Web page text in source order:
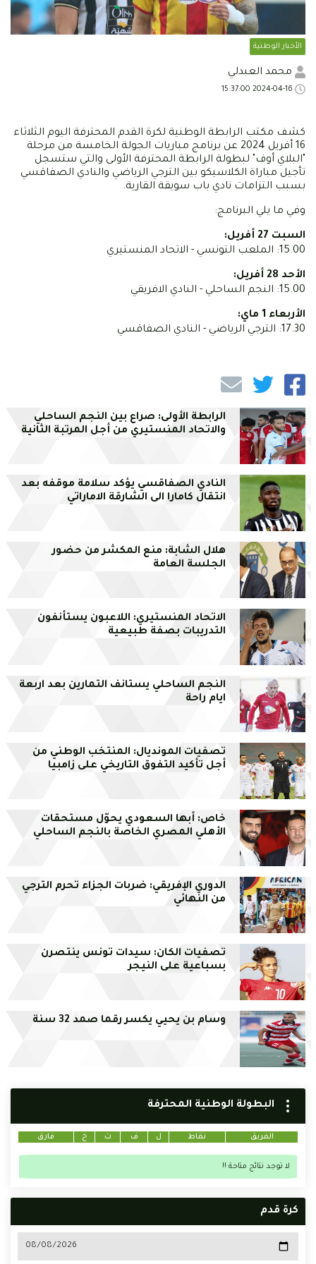
الأخبار الوطنية
محمد العبدلي
كشف مكتب الرابطة الوطنية لكرة القدم المحترفة اليوم الثلاثاء
16 أفريل 2024 عن برنامج مباريات الجولة الخامسة من مرحلة
"البلاي أوف" لبطولة الرابطة المحترفة الأولى والتي ستسجل
تأجيل مباراة الكلاسيكو بين الترجي الرياضي والنادي الصفاقسي
بسبب التزامات نادي باب سويقة القارية.
وفي ما يلي البرنامج:
السبت 27 أفريل:
15.00: الملعب التونسي - الاتحاد المنستيري
الأحد 28 أفريل:
15.00: النجم الساحلي - النادي الافريقي
الأربعاء 1 ماي:
17.30: الترجي الرياضي - النادي الصفاقسي
الرابطة الأولى: صراع بين النجم الساحلي
والاتحاد المنستيري من أجل المرتبة الثانية
النادي الصفاقسي يؤكد سلامة موقفه بعد
انتقال كامارا الى الشارقة الاماراتي
هلال الشابة: منع المكشر من حضور
الجلسة العامة
الاتحاد المنستيري: اللاعبون يستأنفون
التدريبات بصفة طبيعية
النجم الساحلي يستانف التمارين بعد اربعة
ايام راحة
تصفيات المونديال: المنتخب الوطني من
أجل تأكيد التفوق التاريخي على زامبيا
خاص: أبها السعودي يحوّل مستحقات
الأهلي المصري الخاصة بالنجم الساحلي
الدوري الإفريقي: ضربات الجزاء تحرم الترجي
من النهائي
تصفيات الكان: سيدات تونس ينتصرن
بسباعية على النيجر
وسام بن يحيي يكسر رقما صمد 32 سنة
البطولة الوطنية المحترفة
الفريق نقاط ل ف ت خ فارق
لا توجد نتائج متاحة !!
كرة قدم